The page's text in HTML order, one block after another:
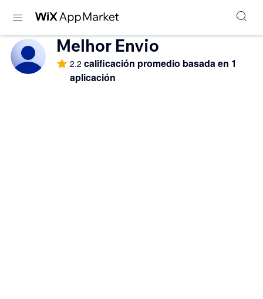
Melhor Envio
2.2 calificación promedio basada en 1
aplicación